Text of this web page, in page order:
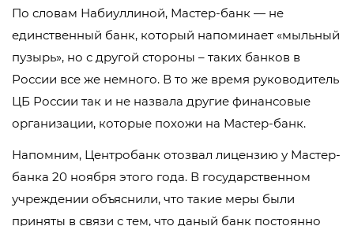
По словам Набиуллиной, Мастер-банк — не
единственный банк, который напоминает «мыльный
пузырь», но с другой стороны – таких банков в
России все же немного. В то же время руководитель
ЦБ России так и не назвала другие финансовые
организации, которые похожи на Мастер-банк.
Напомним, Центробанк отозвал лицензию у Мастер-
банка 20 ноября этого года. В государственном
учреждении объяснили, что такие меры были
приняты в связи с тем, что даный банк постоянно